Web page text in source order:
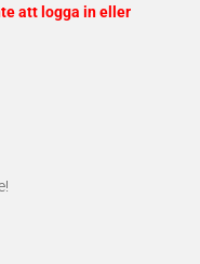
att logga in eller